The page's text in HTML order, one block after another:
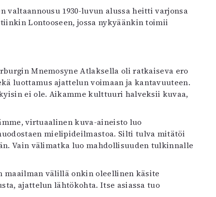
valtaannousu 1930-luvun alussa heitti varjonsa
Lontooseen, jossa nykyäänkin toimii
Mnemosyne Atlaksella oli ratkaiseva ero
luottamus ajattelun voimaan ja kantavuuteen.
ei ole. Aikamme kulttuuri halveksii kuvaa,
virtuaalinen kuva-aineisto luo
mielipideilmastoa. Silti tulva mitätöi
Vain välimatka luo mahdollisuuden tulkinnalle
maailman välillä onkin oleellinen käsite
ajattelun lähtökohta. Itse asiassa tuo